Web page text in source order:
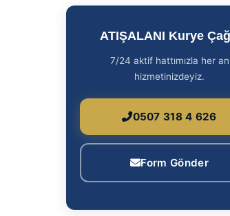
7/24 aktif hattımızla her an
0507 318 4 626